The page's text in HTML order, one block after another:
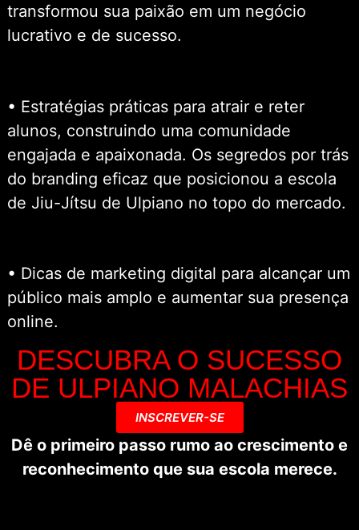
transformou sua paixão em um negócio
lucrativo e de sucesso.
• ⁠Estratégias práticas para atrair e reter
alunos, construindo uma comunidade
engajada e apaixonada. Os segredos por trás
do branding eficaz que posicionou a escola
de Jiu-Jítsu de Ulpiano no topo do mercado.
• ⁠Dicas de marketing digital para alcançar um
público mais amplo e aumentar sua presença
online.
DESCUBRA O SUCESSO
DE ULPIANO MALACHIAS
INSCREVER-SE
Dê o primeiro passo rumo ao crescimento e
reconhecimento que sua escola merece.